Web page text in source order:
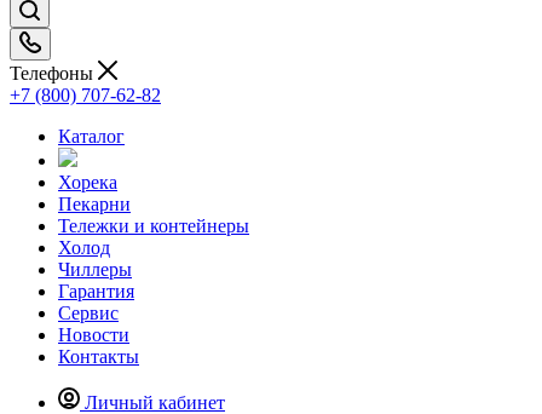
Телефоны
+7 (800) 707-62-82
Каталог
Хорека
Пекарни
Тележки и контейнеры
Холод
Чиллеры
Гарантия
Сервис
Новости
Контакты
Личный кабинет